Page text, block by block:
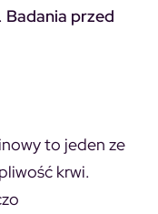
Badania przed
to jeden ze
krwi.